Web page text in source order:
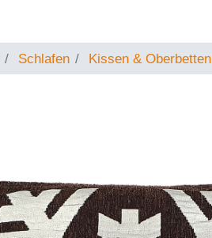
Schlafen Kissen & Oberbetten